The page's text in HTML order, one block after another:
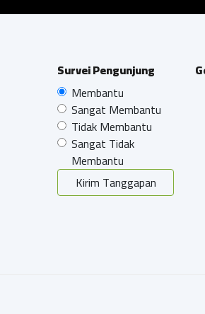
Survei Pengunjung
Membantu
Sangat Membantu
Tidak Membantu
Sangat Tidak
Membantu
Kirim Tanggapan